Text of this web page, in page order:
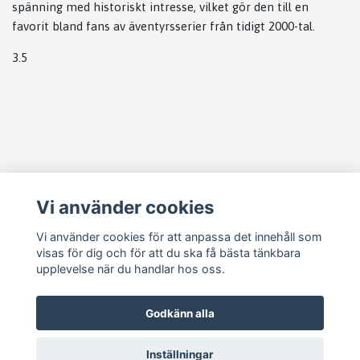
spänning med historiskt intresse, vilket gör den till en
favorit bland fans av äventyrsserier från tidigt 2000-tal.
3.5
Läs mer
Köpvillkor
Kontakt
Cookie Concent
Vi använder cookies
Vi använder cookies för att anpassa det innehåll som
visas för dig och för att du ska få bästa tänkbara
upplevelse när du handlar hos oss.
Godkänn alla
Inställningar